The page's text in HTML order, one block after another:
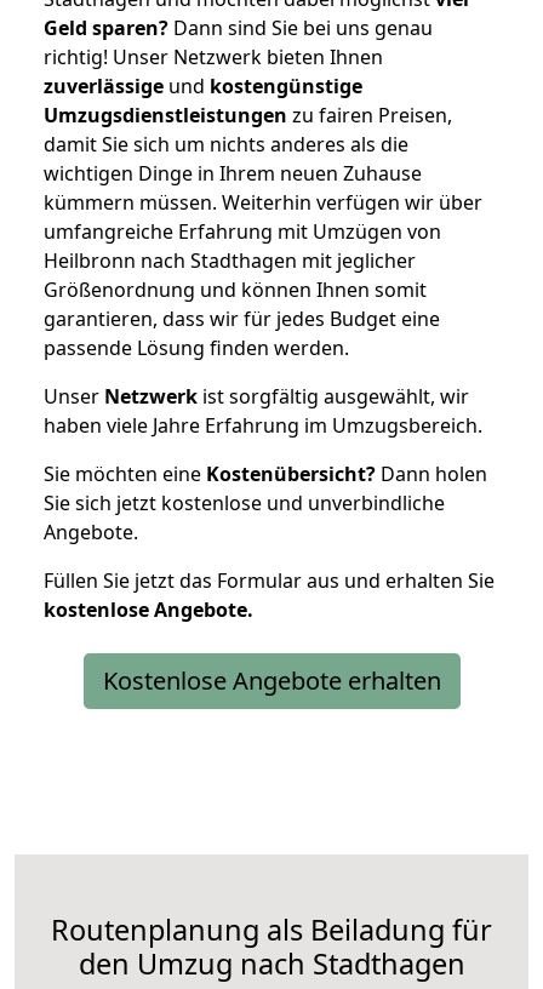
Geld sparen? Dann sind Sie bei uns genau
richtig! Unser Netzwerk bieten Ihnen
zuverlässige und kostengünstige
Umzugsdienstleistungen zu fairen Preisen,
damit Sie sich um nichts anderes als die
wichtigen Dinge in Ihrem neuen Zuhause
kümmern müssen. Weiterhin verfügen wir über
umfangreiche Erfahrung mit Umzügen von
Heilbronn nach Stadthagen mit jeglicher
Größenordnung und können Ihnen somit
garantieren, dass wir für jedes Budget eine
passende Lösung finden werden.
Unser Netzwerk ist sorgfältig ausgewählt, wir
haben viele Jahre Erfahrung im Umzugsbereich.
Sie möchten eine Kostenübersicht? Dann holen
Sie sich jetzt kostenlose und unverbindliche
Angebote.
Füllen Sie jetzt das Formular aus und erhalten Sie
kostenloseAngebote.
Kostenlose Angebote erhalten
Routenplanung als Beiladung für
den Umzug nach Stadthagen